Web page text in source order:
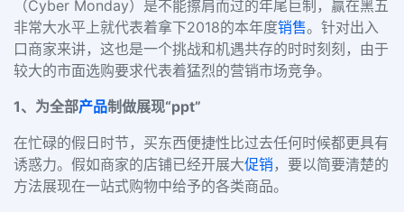
（Cyber Monday）是不能擦肩而过的年尾巨制，赢在黑五
非常大水平上就代表着拿下2018的本年度销售。针对出入
口商家来讲，这也是一个挑战和机遇共存的时时刻刻，由于
较大的市面选购要求代表着猛烈的营销市场竞争。
1、为全部产品制做展现“ppt”
在忙碌的假日时节，买东西便捷性比过去任何时候都更具有
诱惑力。假如商家的店铺已经开展大促销 ，要以简要清楚的
方法展现在一站式购物中给予的各类商品。